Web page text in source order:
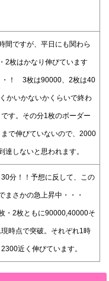
間ですが、平日にも関わら
2枚はかなり伸びています
・！ 3枚は90000、2枚は40
かいかないかくらいで終わ
です。その分1枚のボーダー
で伸びていないので、2000
達しないと思われます。
30分！！予想に反して、この
まさかの急上昇中・・・
2枚ともに90000,40000そ
時点で突破。それぞれ1時
近く伸びています。